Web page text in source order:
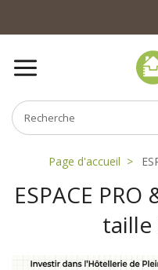
Page d'accueil
ESPACE PRO
taille